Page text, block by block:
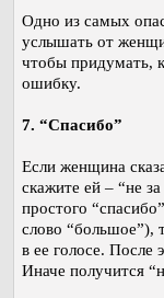
Одно из самых
услышать от
чтобы придумать,
ошибку.
7. “Спасибо”
Если женщина
скажите ей – “не
простого
слово “большое”),
в ее голосе. После
Иначе получится